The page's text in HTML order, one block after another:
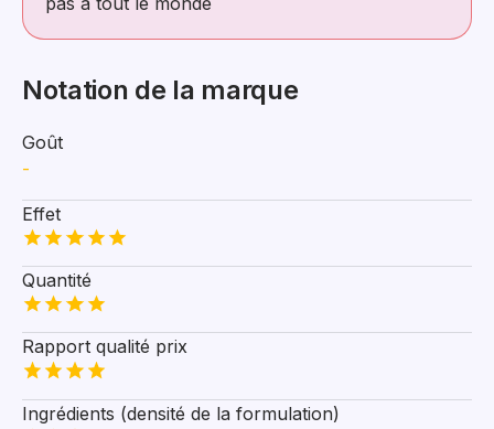
Notation de la marque
Goût
-
Effet
Quantité
Rapport qualité prix
Ingrédients (densité de la formulation)